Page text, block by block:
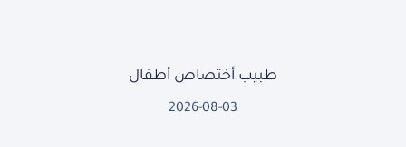
طبيب أختصاص أطفال
2026-08-03